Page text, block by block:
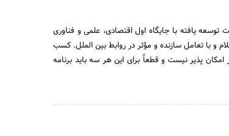
یافته با جایگاه اول اقتصادی، علمی و فناوری
و با تعامل سازنده و مؤثر در روابط بین الملل. کسب
پذیر نیست و قطعاً برای این هر سه باید برنامه